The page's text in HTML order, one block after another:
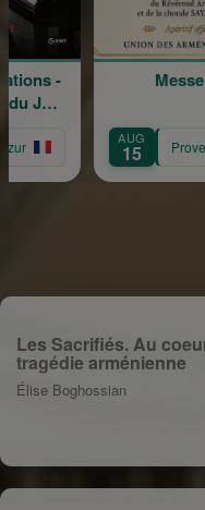
AUG
15
-
Jeu
Les Sacrifiés. Au
tragédie arménienne
Élise Boghossian